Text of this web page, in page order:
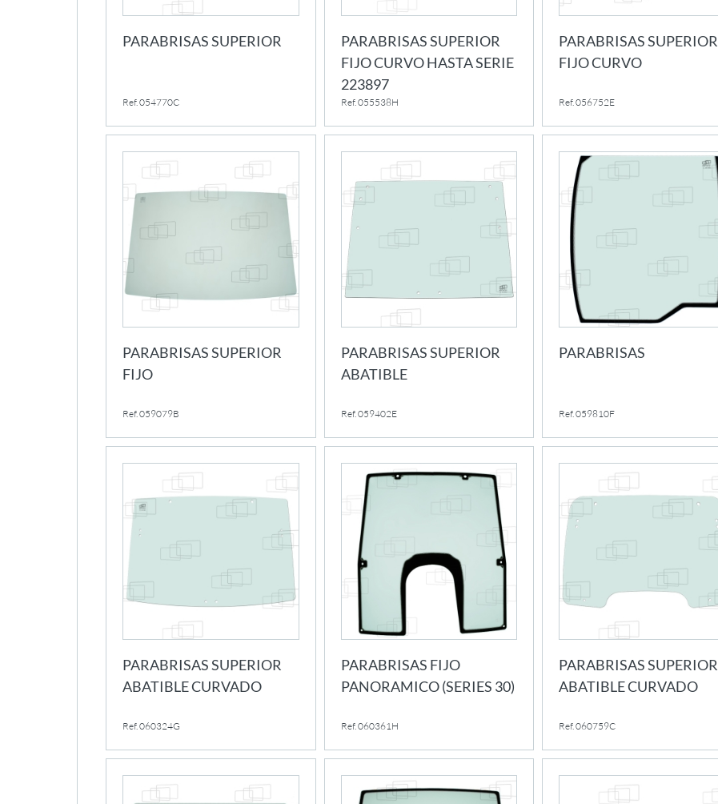
PARABRISAS SUPERIOR
Ref. 054770C
PARABRISAS SUPERIOR
FIJO CURVO HASTA SERIE
223897
Ref. 055538H
PARABRISAS SUPERIOR
FIJO CURVO
Ref. 056752E
PARABRISAS SUPERIOR
FIJO
Ref. 059079B
PARABRISAS SUPERIOR
ABATIBLE
Ref. 059402E
PARABRISAS
Ref. 059810F
PARABRISAS SUPERIOR
ABATIBLE CURVADO
Ref. 060324G
PARABRISAS FIJO
PANORAMICO (SERIES 30)
Ref. 060361H
PARABRISAS SUPERIOR
ABATIBLE CURVADO
Ref. 060759C